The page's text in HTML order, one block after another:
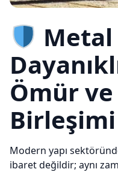
Metal
Ömür
Birleşimi
Modern yapı
ibaret değildir; aynı